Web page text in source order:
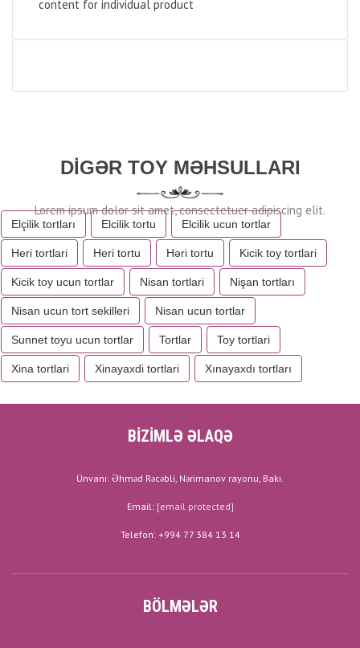
content for individual product
DIGƏR TOY MƏHSULLARI
Elçilik tortları Elcilik tortu Elcilik ucun tortlar
Heri tortlari Heri tortu Həri tortu Kicik toy tortlari
Kicik toy ucun tortlar Nisan tortlari Nişan tortları
Nisan ucun tort sekilleri Nisan ucun tortlar
Sunnet toyu ucun tortlar Tortlar Toy tortlari
Xina tortlari Xinayaxdi tortlari Xınayaxdı tortları
BİZİMLƏ ƏLAQƏ
Ünvanı: Əhməd Rəcəbli, Nərimanov rayonu, Bakı.
Email: [email protected]
Telefon: +994 77 384 13 14
BÖLMƏLƏR